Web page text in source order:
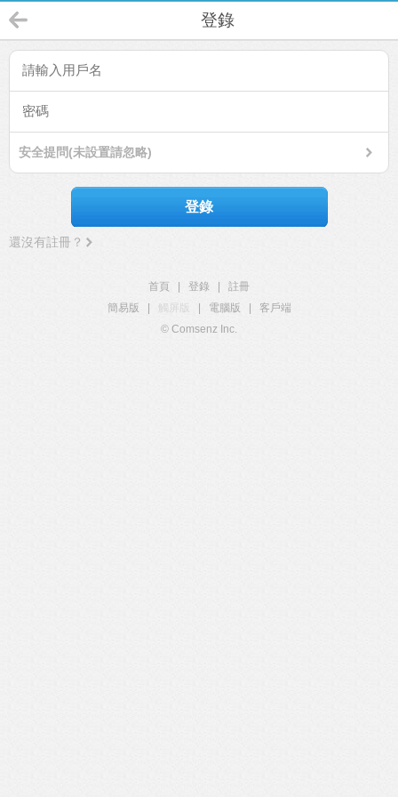
登錄
安全提問(未設置請忽略)
登錄
還沒有註冊？
首頁 登錄
註冊
簡易版
觸屏版 電腦版
客戶端
© Comsenz Inc.